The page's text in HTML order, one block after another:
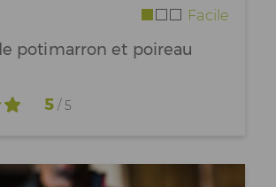
Facile
potimarron et poireau
5/ 5